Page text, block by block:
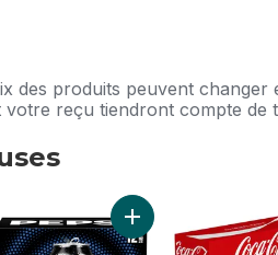
des produits peuvent
votre reçu tiendront compte de
Bouteille au panierAjouter Sans Sucre